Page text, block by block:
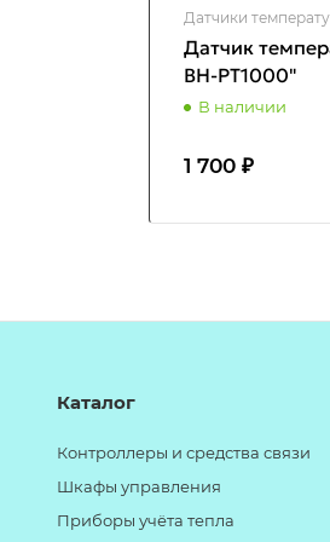
Датчики
Датчик
ВН-PT1000"
В наличии
1 700 ₽
Каталог
Контроллеры и средства связи
Шкафы управления
Приборы учёта тепла